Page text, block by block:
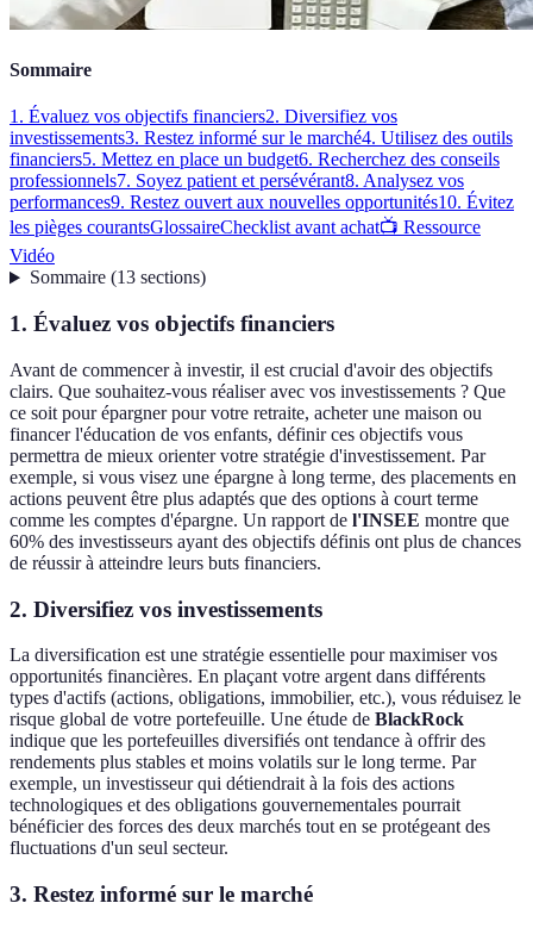
Sommaire
1. Évaluez vos objectifs financiers2. Diversifiez vos
investissements3. Restez informé sur le marché4. Utilisez des outils
financiers5. Mettez en place un budget6. Recherchez des conseils
professionnels7. Soyez patient et persévérant8. Analysez vos
performances9. Restez ouvert aux nouvelles opportunités10. Évitez
les pièges courantsGlossaireChecklist avant achat📺 Ressource
Vidéo
Sommaire(13 sections)
1. Évaluez vos objectifs financiers
Avant de commencer à investir, il est crucial d'avoir des objectifs
clairs. Que souhaitez-vous réaliser avec vos investissements ? Que
ce soit pour épargner pour votre retraite, acheter une maison ou
financer l'éducation de vos enfants, définir ces objectifs vous
permettra de mieux orienter votre stratégie d'investissement. Par
exemple, si vous visez une épargne à long terme, des placements en
actions peuvent être plus adaptés que des options à court terme
comme les comptes d'épargne. Un rapport de l'INSEE montre que
60% des investisseurs ayant des objectifs définis ont plus de chances
de réussir à atteindre leurs buts financiers.
2. Diversifiez vos investissements
La diversification est une stratégie essentielle pour maximiser vos
opportunités financières. En plaçant votre argent dans différents
types d'actifs (actions, obligations, immobilier, etc.), vous réduisez le
risque global de votre portefeuille. Une étude de BlackRock
indique que les portefeuilles diversifiés ont tendance à offrir des
rendements plus stables et moins volatils sur le long terme. Par
exemple, un investisseur qui détiendrait à la fois des actions
technologiques et des obligations gouvernementales pourrait
bénéficier des forces des deux marchés tout en se protégeant des
fluctuations d'un seul secteur.
3. Restez informé sur le marché